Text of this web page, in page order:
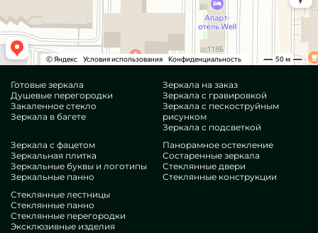
Готовые зеркала
Душевые перегородки
Закаленное стекло
Зеркала в багете
Зеркала на заказ
Зеркала с гравировкой
Зеркала с пескоструйным
рисунком
Зеркала с подсветкой
Зеркала с фацетом
Зеркальная плитка
Зеркальные буквы и логотипы
Зеркальные панно
Панорамное остекление
Состаренные зеркала
Стеклянные двери
Стеклянные конструкции
Стеклянные лестницы
Стеклянные панно
Стеклянные перегородки
Эксклюзивные изделия